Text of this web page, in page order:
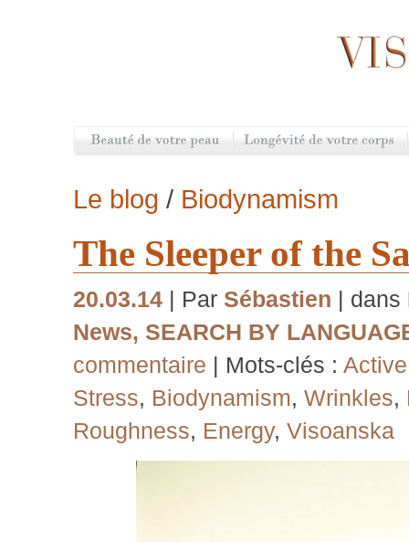
Le blog / Biodynamism
The Sleeper of the
20.03.14 | Par Sébastien | dans
News, SEARCH BY
commentaire | Mots-clés :
Stress, Biodynamism, Wrinkles,
Roughness, Energy, Visoanska